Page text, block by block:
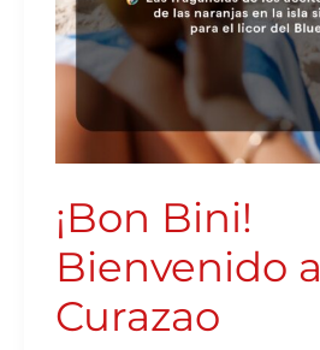
¡Bon Bini!
Bienvenido a
Curazao